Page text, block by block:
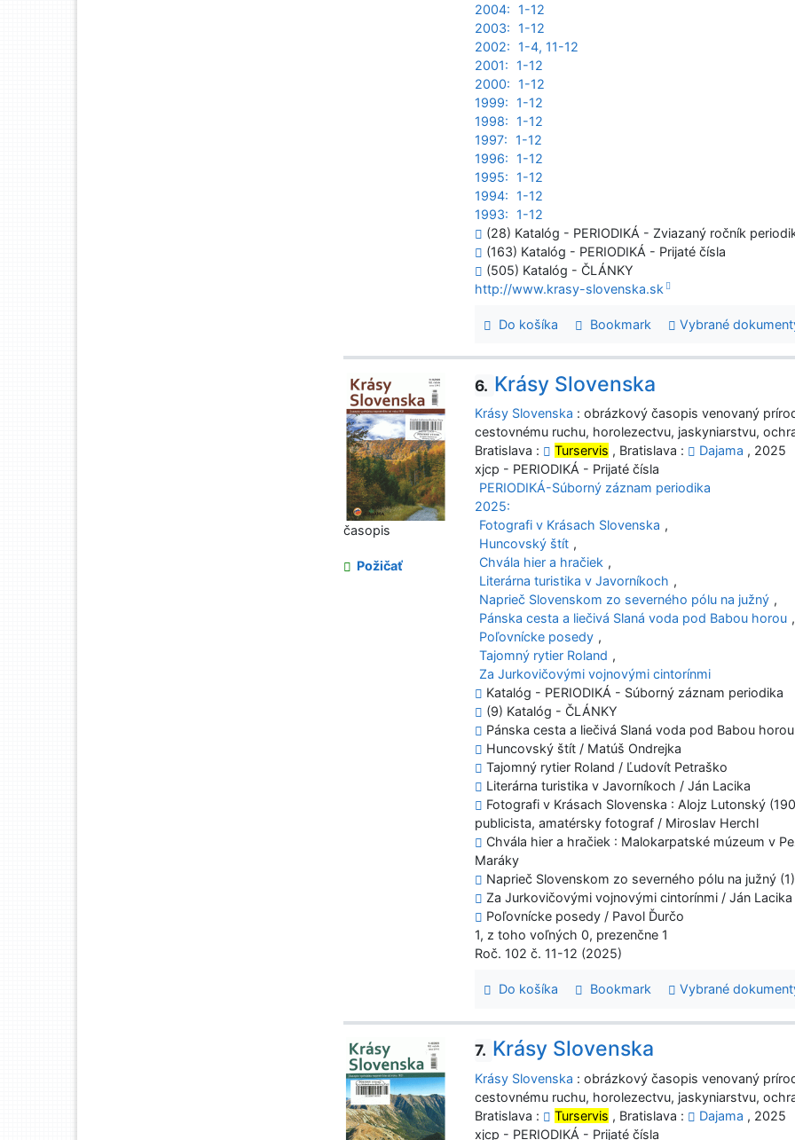
2004:
1-12
2003:
1-12
2002:
1-4, 11-12
2001:
1-12
2000:
1-12
1999:
1-12
1998:
1-12
1997:
1-12
1996:
1-12
1995:
1-12
1994:
1-12
1993:
1-12
(28) Katalóg - PERIODIKÁ - Zviazaný ročník
(163) Katalóg - PERIODIKÁ - Prijaté čísla
(505) Katalóg - ČLÁNKY
http://www.krasy-slovenska.sk
Do košíka Bookmark Vybrané
6. Krásy Slovenska
Krásy Slovenska : obrázkový časopis venovaný
cestovnému ruchu, horolezectvu, jaskyniarstvu,
Bratislava :
Turservis , Bratislava : Dajama , 2025
xjcp - PERIODIKÁ - Prijaté čísla
PERIODIKÁ-Súborný záznam periodika
2025:
Fotografi v Krásach Slovenska ,
Huncovský štít ,
Chvála hier a hračiek ,
Literárna turistika v Javorníkoch ,
Naprieč Slovenskom zo severného pólu na južný ,
Pánska cesta a liečivá Slaná voda pod Babou horou ,
Poľovnícke posedy ,
Tajomný rytier Roland ,
Za Jurkovičovými vojnovými cintorínmi
Katalóg - PERIODIKÁ - Súborný záznam periodika
(9) Katalóg - ČLÁNKY
Pánska cesta a liečivá Slaná voda pod Babou
Huncovský štít / Matúš Ondrejka
Tajomný rytier Roland / Ľudovít Petraško
Literárna turistika v Javorníkoch / Ján Lacika
Fotografi v Krásach Slovenska : Alojz Lutonský
publicista, amatérsky fotograf / Miroslav Herchl
Chvála hier a hračiek : Malokarpatské múzeum v
Maráky
Naprieč Slovenskom zo severného pólu na južný
Za Jurkovičovými vojnovými cintorínmi / Ján Lacika
Poľovnícke posedy / Pavol Ďurčo
1, z toho voľných 0, prezenčne 1
Roč. 102 č. 11-12 (2025)
Do košíka Bookmark Vybrané
časopis
Požičať
7. Krásy Slovenska
Krásy Slovenska : obrázkový časopis venovaný
cestovnému ruchu, horolezectvu, jaskyniarstvu,
Bratislava :
Turservis , Bratislava : Dajama , 2025
xjcp - PERIODIKÁ - Prijaté čísla